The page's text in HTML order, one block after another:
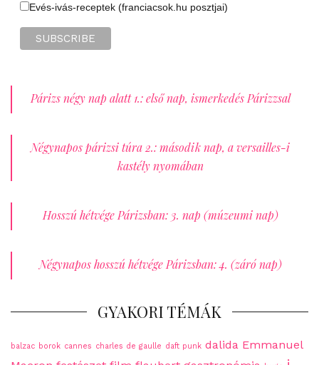
Evés-ivás-receptek (franciacsok.hu posztjai)
Párizs négy nap alatt 1.: első nap, ismerkedés Párizzsal
Négynapos párizsi túra 2.: második nap, a versailles-i
kastély nyomában
Hosszú hétvége Párizsban: 3. nap (múzeumi nap)
Négynapos hosszú hétvége Párizsban: 4. (záró nap)
GYAKORI TÉMÁK
balzac borok cannes charles de gaulle daft punk dalida Emmanuel